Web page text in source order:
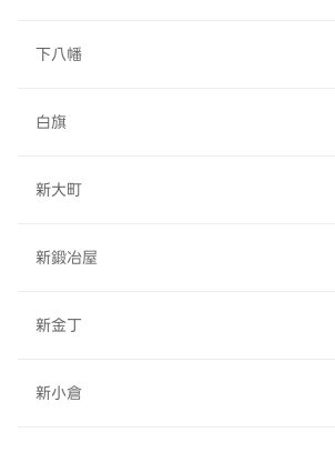
下八幡
白旗
新大町
新鍛冶屋
新金丁
新小倉